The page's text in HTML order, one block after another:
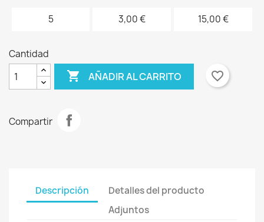
5 3,00 € 15,00 €
Cantidad
 AÑADIR AL CARRITO favorite_border
Compartir
Descripción
Detalles del producto
Adjuntos